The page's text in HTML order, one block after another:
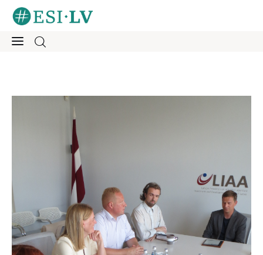
Iesaisties
Ziņas
Mentorings
Aktivitātes
Par mums